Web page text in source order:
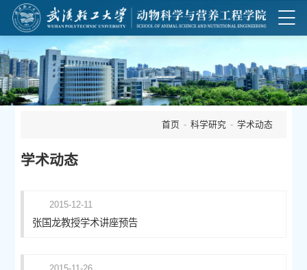
首页 - 科学研究- 学术动态
学术动态
2015-12-11
张国龙教授学术讲座预告